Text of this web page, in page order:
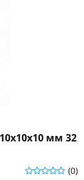
мм 32
(0)